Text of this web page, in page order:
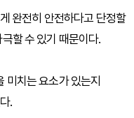
완전히 안전하다고 단정할
할 수 있기 때문이다.
미치는 요소가 있는지
.